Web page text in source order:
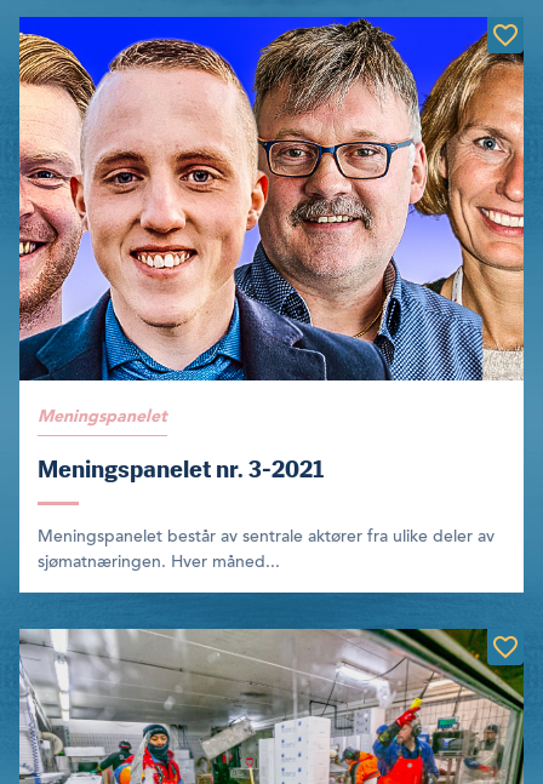
Meningspanelet
Meningspanelet nr. 3-2021
Meningspanelet består av sentrale aktører fra ulike deler av
sjømatnæringen. Hver måned...